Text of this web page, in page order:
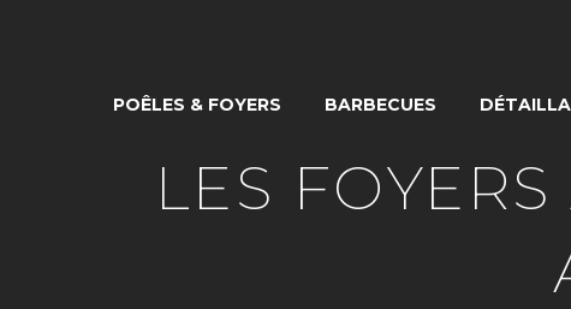
POÊLES & FOYERS BARBECUES
LES